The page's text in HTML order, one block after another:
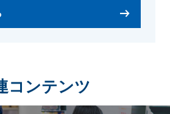
コンテンツ